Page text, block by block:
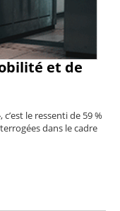
et de
le ressenti de 59 %
dans le cadre